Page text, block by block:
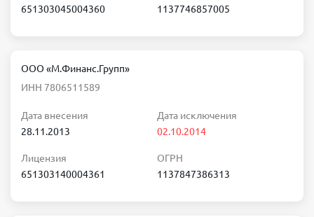
651303045004360
1137746857005
ООО «М.Финанс.Групп»
ИНН 7806511589
Дата внесения
28.11.2013
Дата исключения
02.10.2014
Лицензия
651303140004361
ОГРН
1137847386313